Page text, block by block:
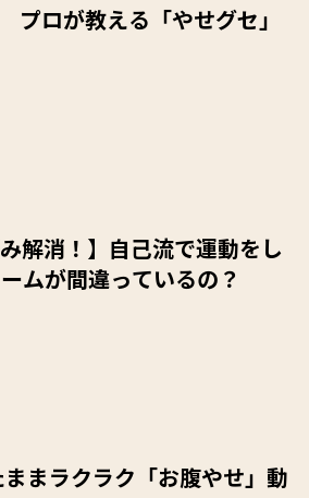
ロが教える「やせグセ」
解消！】自己流で運動をし
ムが間違っているの？
まラクラク「お腹やせ」動